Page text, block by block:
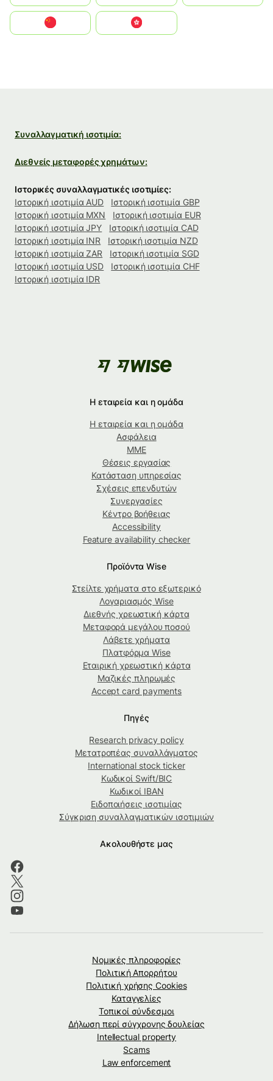
中國香港特別行政區
Συναλλαγματική ισοτιμία:
Διεθνείς μεταφορές χρημάτων:
Ιστορικές συναλλαγματικές ισοτιμίες:
Ιστορική ισοτιμία AUD
Ιστορική ισοτιμία GBP
Ιστορική ισοτιμία MXN
Ιστορική ισοτιμία EUR
Ιστορική ισοτιμία JPY
Ιστορική ισοτιμία CAD
Ιστορική ισοτιμία INR
Ιστορική ισοτιμία NZD
Ιστορική ισοτιμία ZAR
Ιστορική ισοτιμία SGD
Ιστορική ισοτιμία USD
Ιστορική ισοτιμία CHF
Ιστορική ισοτιμία IDR
Η εταιρεία και η ομάδα
Η εταιρεία και η ομάδα
Ασφάλεια
ΜΜΕ
Θέσεις εργασίας
Κατάσταση υπηρεσίας
Σχέσεις επενδυτών
Συνεργασίες
Κέντρο βοήθειας
Accessibility
Feature availability checker
Προϊόντα Wise
Στείλτε χρήματα στο εξωτερικό
Λογαριασμός Wise
Διεθνής χρεωστική κάρτα
Μεταφορά μεγάλου ποσού
Λάβετε χρήματα
Πλατφόρμα Wise
Εταιρική χρεωστική κάρτα
Μαζικές πληρωμές
Accept card payments
Πηγές
Research privacy policy
Μετατροπέας συναλλάγματος
International stock ticker
Κωδικοί Swift/BIC
Κωδικοί IBAN
Ειδοποιήσεις ισοτιμίας
Σύγκριση συναλλαγματικών ισοτιμιών
Ακολουθήστε μας
Νομικές πληροφορίες
Πολιτική Απορρήτου
Πολιτική χρήσης Cookies
Καταγγελίες
Τοπικοί σύνδεσμοι
Δήλωση περί σύγχρονης δουλείας
Intellectual property
Scams
Law enforcement